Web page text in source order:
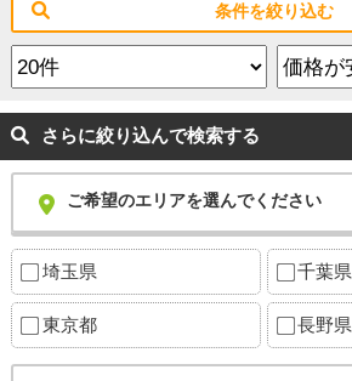
条件を絞り込む
さらに絞り込んで検索する
ご希望のエリアを選んでください
埼玉県 千葉県
東京都 長野県